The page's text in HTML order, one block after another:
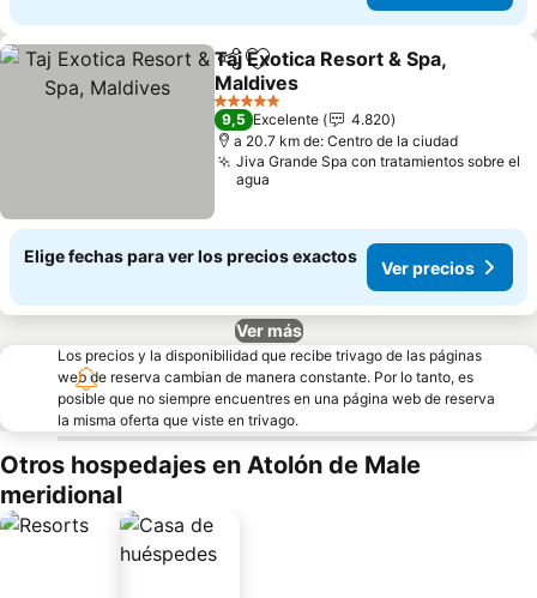
Compartir
Agregar a favoritos
Taj Exotica Resort & Spa,
Maldives
5 Estrellas
9,5 Excelente
4.820
a 20.7 km de: Centro de la ciudad
Jiva Grande Spa con tratamientos sobre el
agua
Elige fechas para ver los precios exactos
Ver precios
Ver más
Los precios y la disponibilidad que recibe trivago de las páginas
web de reserva cambian de manera constante. Por lo tanto, es
posible que no siempre encuentres en una página web de reserva
la misma oferta que viste en trivago.
Otros hospedajes en Atolón de Male
meridional